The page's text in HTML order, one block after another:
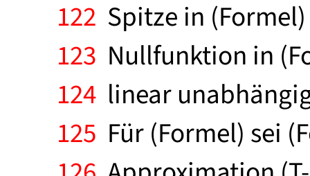
122 Spitze in
123 Nullfunktion in
124 linear
125 Für (Formel) sei